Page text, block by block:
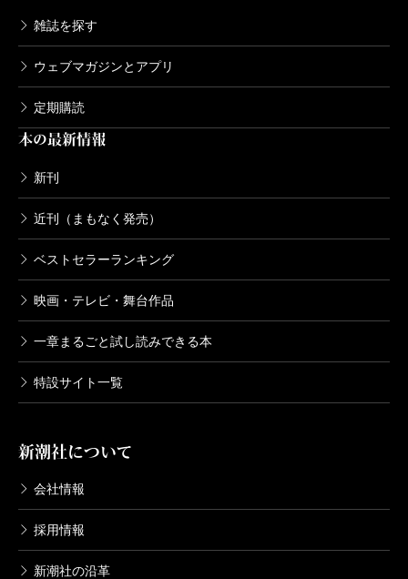
雑誌を探す
ウェブマガジンとアプリ
定期購読
本の最新情報
新刊
近刊（まもなく発売）
ベストセラーランキング
映画・テレビ・舞台作品
一章まるごと試し読みできる本
特設サイト一覧
新潮社について
会社情報
採用情報
新潮社の沿革